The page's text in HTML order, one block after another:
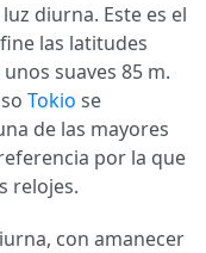
diurna. Este es el
las latitudes
suaves 85 m.
Tokio se
de las mayores
por la que
relojes.
con amanecer